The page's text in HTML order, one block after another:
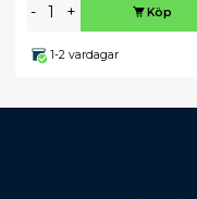
- + Köp
1-2 vardagar